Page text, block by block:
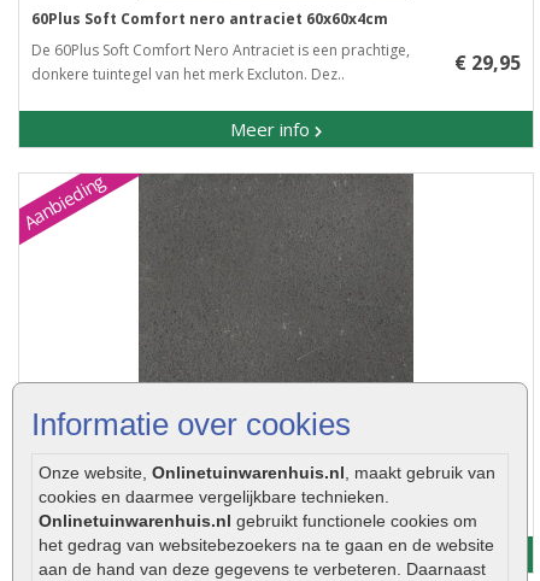
Informatie over cookies
Onze website, Onlinetuinwarenhuis.nl , maakt gebruik van
cookies en daarmee vergelijkbare technieken.
Onlinetuinwarenhuis.nl gebruikt functionele cookies om
het gedrag van websitebezoekers na te gaan en de website
aan de hand van deze gegevens te verbeteren. Daarnaast
60Plus Soft Comfort nero antraciet 60x60x4cm
De 60Plus Soft Comfort Nero Antraciet is een prachtige,
donkere tuintegel van het merk Excluton. Dez..
Meer info
€ 29,95
Aanbieding
Betontegel antraciet 60x60x4cm
Betontegel antraciet 60x60x4cm ..
Meer info
€ 20,50